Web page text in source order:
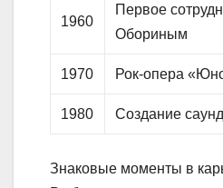
1960
Первое
Обориным
1970 Рок-опера
1980 Создание
Знаковые моменты в